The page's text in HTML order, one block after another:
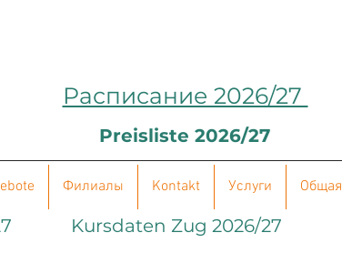
Расписание 2026/27
Preisliste 2026/27
Филиалы Kontakt Услуги Общая
Kursdaten Zug 2026/27